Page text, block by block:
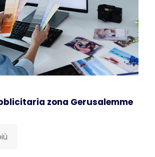
zona Gerusalemme